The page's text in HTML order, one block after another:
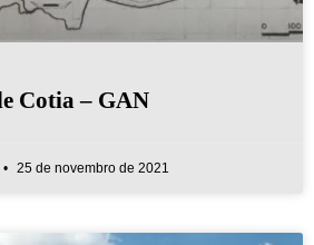
Cotia – GAN
25 de novembro de 2021